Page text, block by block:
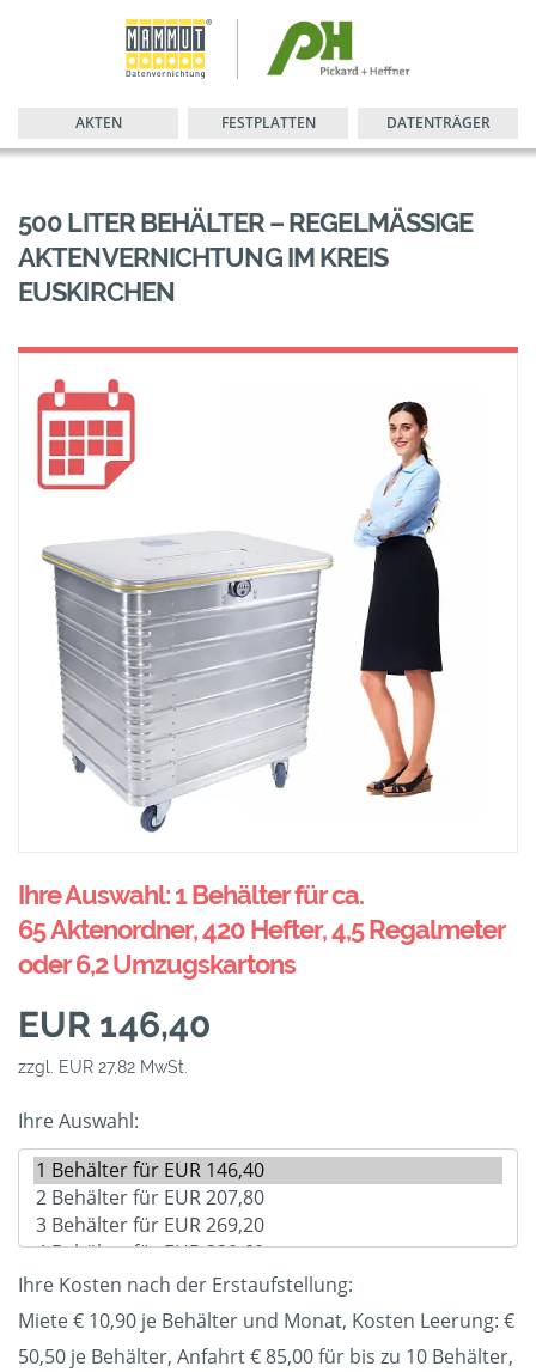
AKTEN FESTPLATTEN DATENTRÄGER
500 LITER BEHÄLTER – REGELMÄSSIGE A
KTENVERNICHTUNG IM KREIS E
USKIRCHEN
Ihre Auswahl: 1 Behälter für ca.
65 Aktenordner, 420 Hefter, 4,5 Regalmeter
oder 6,2 Umzugskartons
EUR 146,40
zzgl. EUR 27,82 MwSt.
Ihre Auswahl:
Ihre Kosten nach der Erstaufstellung:
Miete € 10,90 je Behälter und Monat, Kosten Leerung: €
50,50 je Behälter, Anfahrt € 85,00 für bis zu 10 Behälter,